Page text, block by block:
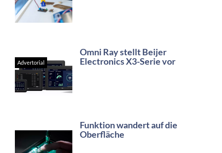
Advertorial
Omni Ray stellt Beijer
Electronics X3-Serie vor
Funktion wandert auf die
Oberfläche